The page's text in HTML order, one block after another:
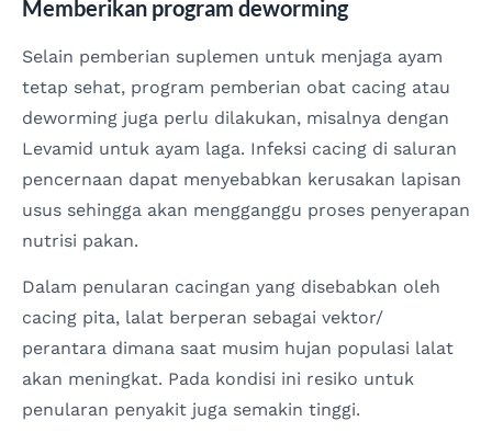
Memberikan program deworming
Selain pemberian suplemen untuk menjaga ayam
tetap sehat, program pemberian obat cacing atau
deworming juga perlu dilakukan, misalnya dengan
Levamid untuk ayam laga. Infeksi cacing di saluran
pencernaan dapat menyebabkan kerusakan lapisan
usus sehingga akan mengganggu proses penyerapan
nutrisi pakan.
Dalam penularan cacingan yang disebabkan oleh
cacing pita, lalat berperan sebagai vektor/
perantara dimana saat musim hujan populasi lalat
akan meningkat. Pada kondisi ini resiko untuk
penularan penyakit juga semakin tinggi.